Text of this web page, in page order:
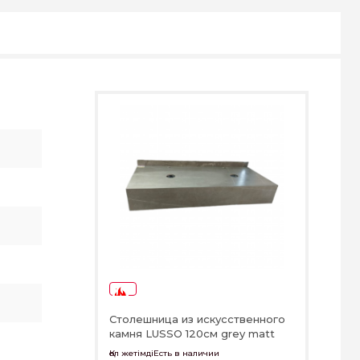
Столешница из искусственного
камня LUSSO 120см grey matt
Қол жетімдіЕсть в наличии